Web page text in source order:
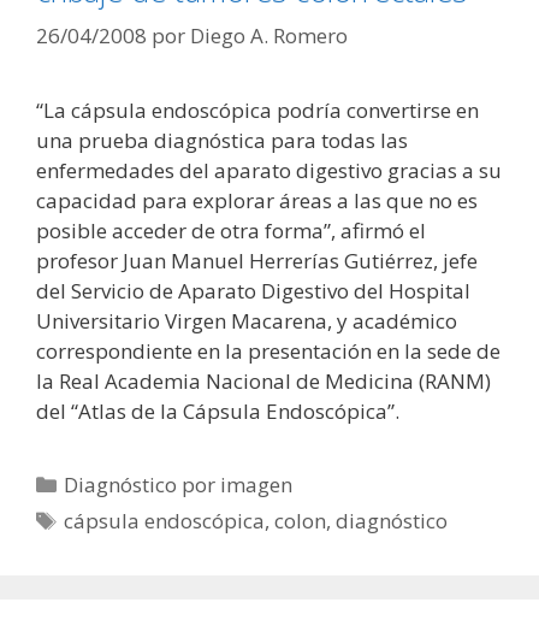
26/04/2008 por Diego A. Romero
“La cápsula endoscópica podría convertirse en
una prueba diagnóstica para todas las
enfermedades del aparato digestivo gracias a su
capacidad para explorar áreas a las que no es
posible acceder de otra forma”, afirmó el
profesor Juan Manuel Herrerías Gutiérrez, jefe
del Servicio de Aparato Digestivo del Hospital
Universitario Virgen Macarena, y académico
correspondiente en la presentación en la sede de
la Real Academia Nacional de Medicina (RANM)
del “Atlas de la Cápsula Endoscópica”.
Categorías
Diagnóstico por imagen
Etiquetas
cápsula endoscópica,colon,diagnóstico